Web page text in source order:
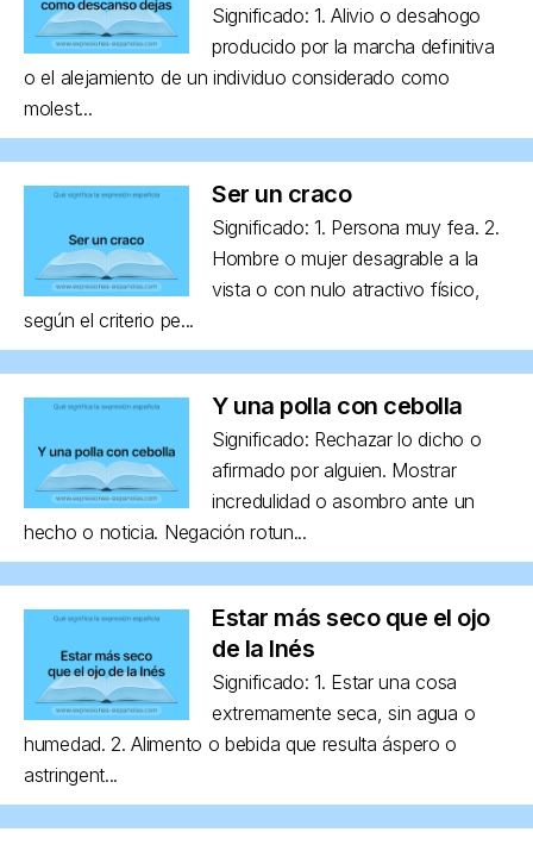
Significado: 1. Alivio o desahogo
producido por la marcha definitiva
o el alejamiento de un individuo considerado como
molest...
Ser un craco
Significado: 1. Persona muy fea. 2.
Hombre o mujer desagrable a la
vista o con nulo atractivo físico,
según el criterio pe...
Y una polla con cebolla
Significado: Rechazar lo dicho o
afirmado por alguien. Mostrar
incredulidad o asombro ante un
hecho o noticia. Negación rotun...
Estar más seco que el ojo
de la Inés
Significado: 1. Estar una cosa
extremamente seca, sin agua o
humedad. 2. Alimento o bebida que resulta áspero o
astringent...